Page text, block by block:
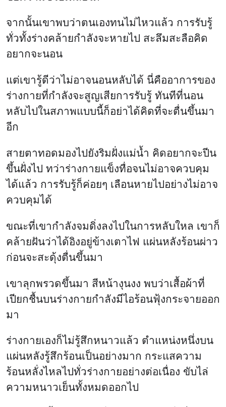
จากนั้นเขาพบว่าตนเองทนไม่ไหวแล้ว การรับรู้
ทั่วทั้งร่างคล้ายกำลังจะหายไป สะลึมสะลือคิด
อยากจะนอน
แต่เขารู้ดีว่าไม่อาจนอนหลับได้ นี่คืออาการของ
ร่างกายที่กำลังจะสูญเสียการรับรู้ ทันทีที่นอน
หลับไปในสภาพแบบนี้ก็อย่าได้คิดที่จะตื่นขึ้นมา
อีก
สายตาทอดมองไปยังริมฝั่งแม่น้ำ คิดอยากจะปีน
ขึ้นฝั่งไป ทว่าร่างกายแข็งทื่อจนไม่อาจควบคุม
ได้แล้ว การรับรู้ก็ค่อยๆ เลือนหายไปอย่างไม่อาจ
ควบคุมได้
ขณะที่เขากำลังจมดิ่งลงไปในการหลับใหล เขาก็
คล้ายฝันว่าได้อิงอยู่ข้างเตาไฟ แผ่นหลังร้อนผ่าว
ก่อนจะสะดุ้งตื่นขึ้นมา
เขาลุกพรวดขึ้นมา สีหน้างุนงง พบว่าเสื้อผ้าที่
เปียกชื้นบนร่างกายกำลังมีไอร้อนฟุ้งกระจายออก
มา
ร่างกายเองก็ไม่รู้สึกหนาวแล้ว ตำแหน่งหนึ่งบน
แผ่นหลังรู้สึกร้อนเป็นอย่างมาก กระแสความ
ร้อนหลั่งไหลไปทั่วร่างกายอย่างต่อเนื่อง ขับไล่
ความหนาวเย็นทั้งหมดออกไป